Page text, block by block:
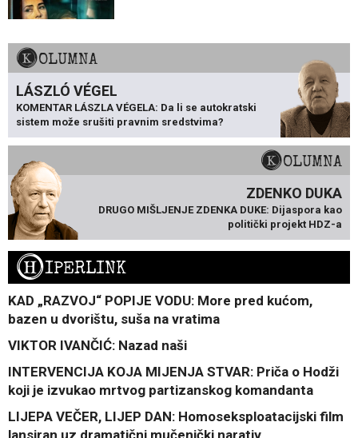
KOLUMNA
LÁSZLÓ VÉGEL
KOMENTAR LÁSZLA VÉGELA: Da li se autokratski
sistem može srušiti pravnim sredstvima?
KOLUMNA
ZDENKO DUKA
DRUGO MIŠLJENJE ZDENKA DUKE: Dijaspora kao
politički projekt HDZ-a
HIPERLINK
KAD „RAZVOJ“ POPIJE VODU: More pred kućom,
bazen u dvorištu, suša na vratima
VIKTOR IVANČIĆ: Nazad naši
INTERVENCIJA KOJA MIJENJA STVAR: Priča o Hodži
koji je izvukao mrtvog partizanskog komandanta
LIJEPA VEČER, LIJEP DAN: Homoseksploatacijski film
lansiran uz dramatični mučenički narativ